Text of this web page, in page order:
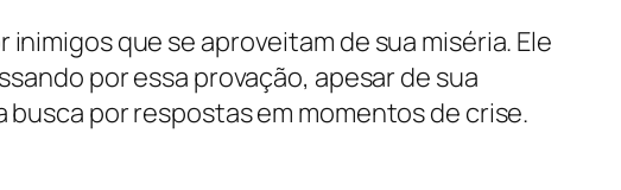
que se aproveitam de sua miséria. Ele
por essa provação, apesar de sua
por respostas em momentos de crise.